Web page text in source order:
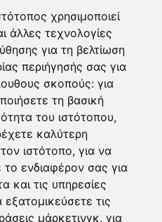
χρησιμοποιεί
άλλες τεχνολογίες
για τη βελτίωση
περιήγησής σας για
σκοπούς: για
τη βασική
του ιστότοπου,
καλύτερη
ιστότοπο, για να
το ενδιαφέρον σας για
και τις υπηρεσίες
τις
μάρκετινγκ, για
|SNG Services
Χρήσης |Δήλωση
Περιεχόμενο
για τα Cookies
με τη σύσταση (ΕΕ)
Ταυτότητα
WEB TV| LIVE
| Youtube